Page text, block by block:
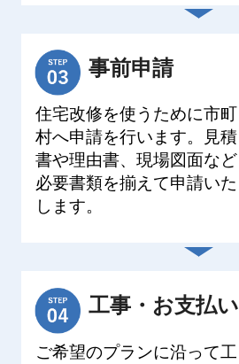
事前申請
住宅改修を使うために市町
村へ申請を行います。見積
書や理由書、現場図面など
必要書類を揃えて申請いた
します。
工事・お支払い
ご希望のプランに沿って工